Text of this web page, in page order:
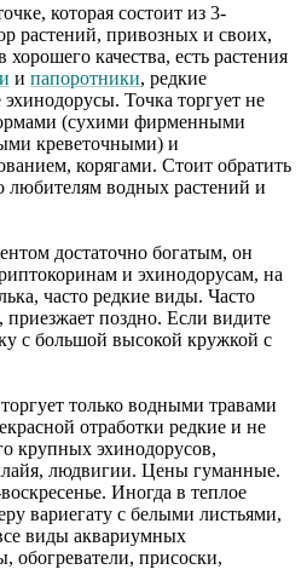
которая состоит из 3-
растений, привозных и своих,
качества, есть растения
и папоротники, редкие
Точка торгует не
(сухими фирменными
креветочными) и
корягами. Стоит обратить
любителям водных растений и
достаточно богатым, он
и эхинодорусам, на
часто редкие виды. Часто
поздно. Если видите
с большой высокой кружкой с
только водными травами
отработки редкие и не
крупных эхинодорусов,
людвигии. Цены гуманные.
Иногда в теплое
вариегату с белыми листьями,
виды аквариумных
обогреватели, присоски,